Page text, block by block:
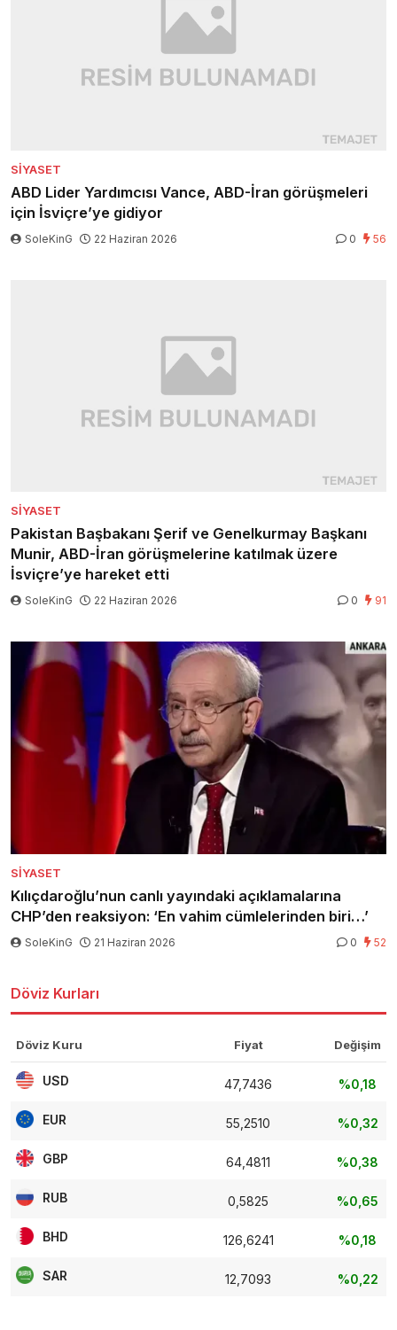
SIYASET
ABD Lider Yardımcısı Vance, ABD-İran görüşmeleri
için İsviçre’ye gidiyor
SoleKinG 22 Haziran 2026 0 56
SIYASET
Pakistan Başbakanı Şerif ve Genelkurmay Başkanı
Munir, ABD-İran görüşmelerine katılmak üzere
İsviçre’ye hareket etti
SoleKinG 22 Haziran 2026 0 91
SIYASET
Kılıçdaroğlu’nun canlı yayındaki açıklamalarına
CHP’den reaksiyon: ‘En vahim cümlelerinden biri…’
SoleKinG 21 Haziran 2026 0 52
Döviz Kurları
Döviz Kuru Fiyat Değişim
USD 47,7436 %0,18
EUR 55,2510 %0,32
GBP 64,4811 %0,38
RUB 0,5825 %0,65
BHD 126,6241 %0,18
SAR 12,7093 %0,22